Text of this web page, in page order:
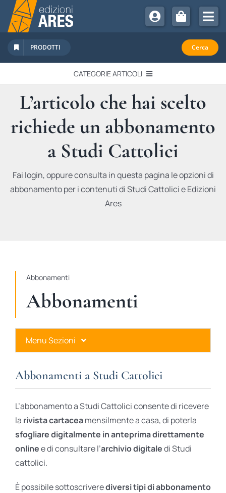
Salta
contenuto
Chi Siamo
Sostienici
Abbonamenti
Promozioni
Newsletter
PRODOTTI Cerca
CATEGORIE ARTICOLI
EDITORIALI
IN QUESTO NUMERO
RECENSIONI
L’articolo che hai scelto
richiede un abbonamento
a Studi Cattolici
Fai login, oppure consulta in questa pagina le opzioni di
abbonamento per i contenuti di Studi Cattolici e Edizioni
Ares
Abbonamenti
Abbonamenti
Menu Sezioni
Ares Gold
Ares Digital
Ares Gift Card
Abbonamenti a Studi Cattolici
L’abbonamento a Studi Cattolici consente di ricevere
la rivista cartaceamensilmente a casa, di poterla
sfogliare digitalmente in anteprima direttamente
onlinee di consultare l’archivio digitaledi Studi
cattolici.
È possibile sottoscriverediversi tipi di abbonamento